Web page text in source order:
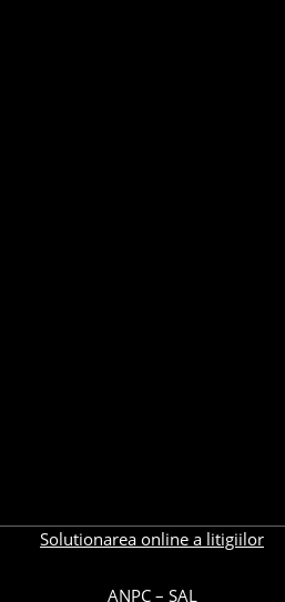
Solutionarea online a litigiilor
ANPC – SAL